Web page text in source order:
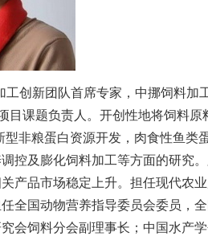
创新团队首席专家，中挪饲料加
目课题负责人。开创性地将饲料原
非粮蛋白资源开发，肉食性鱼类
控及膨化饲料加工等方面的研究
产品市场稳定上升。担任现代农
全国动物营养指导委员会委员，
会饲料分会副理事长；中国水产